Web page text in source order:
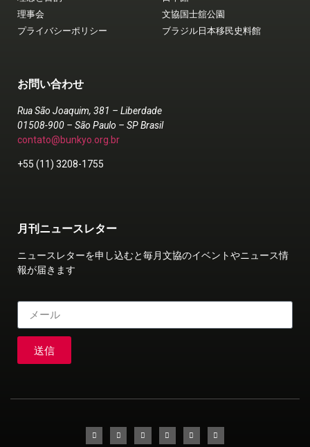
理事会
プライバシーポリシー
文協国士舘公園
ブラジル日本移民史料館
お問い合わせ
Rua São Joaquim, 381 – Liberdade
01508-900 – São Paulo – SP Brasil
contato@bunkyo.org.br
+55 (11) 3208-1755
月刊ニュースレター
ニュースレターを申し込むと毎月文協のイベントやニュース情
報が届きます
送信